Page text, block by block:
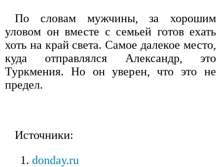
По словам мужчины, за хорошим
уловом он вместе с семьей готов ехать
хоть на край света. Самое далекое место,
куда отправлялся Александр, это
Туркмения. Но он уверен, что это не
предел.
Источники:
donday.ru